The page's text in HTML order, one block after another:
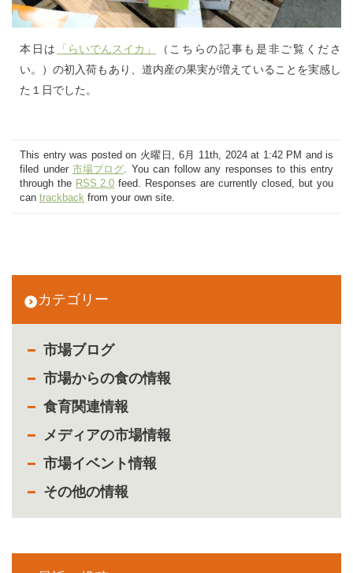
カテゴリー
市場ブログ
市場からの食の情報
食育関連情報
メディアの市場情報
市場イベント情報
その他の情報
本日は 「らいでんスイカ」
（こちらの記事も是非ご覧くださ
い。）の初入荷もあり、道内産の果実が増えていることを実感し
た１日でした。
This entry was posted on 火曜日, 6月 11th, 2024 at 1:42 PM and is
filed under 市場ブログ. You can follow any responses to this entry
through the RSS 2.0 feed. Responses are currently closed, but you
can trackback from your own site.